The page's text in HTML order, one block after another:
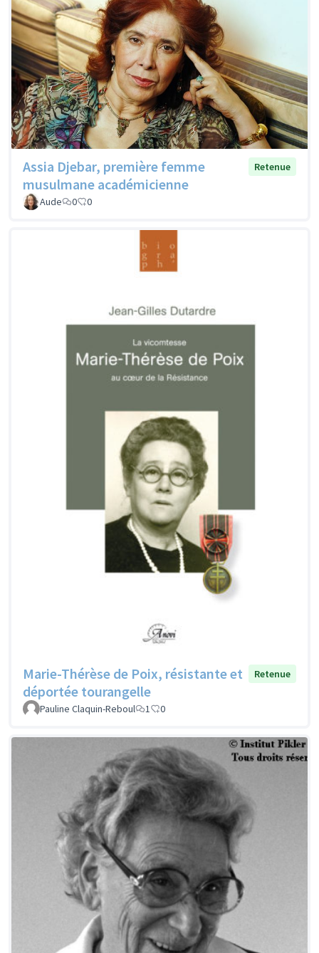
Assia Djebar, première femme
musulmane académicienne
Retenue
Aude 0 0
Marie-Thérèse de Poix, résistante et
déportée tourangelle
Retenue
Pauline Claquin-Reboul 1 0